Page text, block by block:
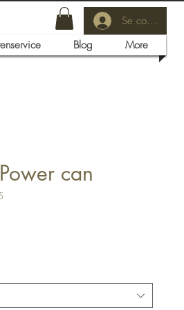
Se connecter
Blog More
can